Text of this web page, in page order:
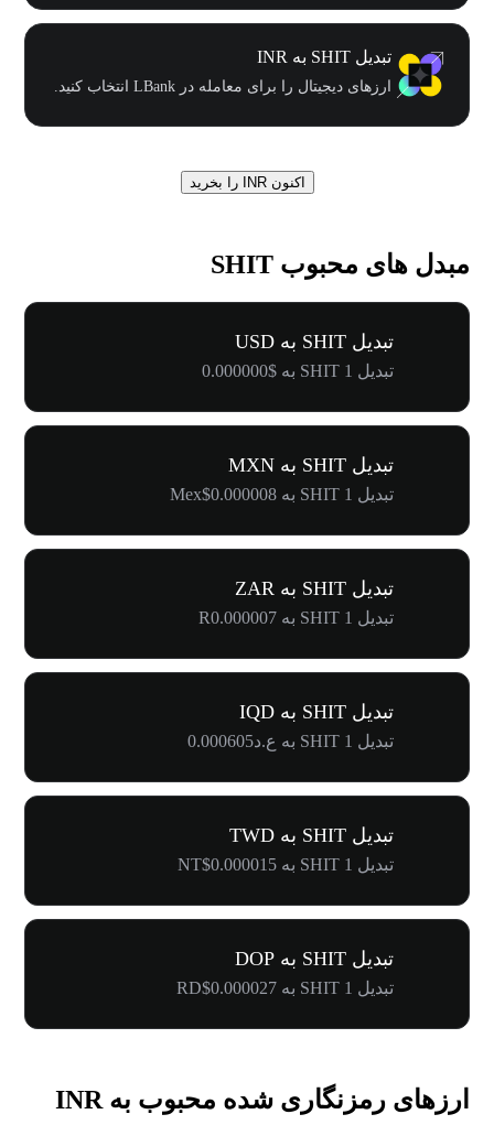
تبدیل SHIT به INR
ارزهای دیجیتال را برای معامله در LBank انتخاب کنید.
اکنون INR را بخرید
مبدل های محبوب SHIT
تبدیل SHIT به USD
تبدیل 1 SHIT به $0.000000
تبدیل SHIT به MXN
تبدیل 1 SHIT به Mex$0.000008
تبدیل SHIT به ZAR
تبدیل 1 SHIT به R0.000007
تبدیل SHIT به IQD
تبدیل 1 SHIT به ع.د0.000605
تبدیل SHIT به TWD
تبدیل 1 SHIT به NT$0.000015
تبدیل SHIT به DOP
تبدیل 1 SHIT به RD$0.000027
ارزهای رمزنگاری شده محبوب به INR